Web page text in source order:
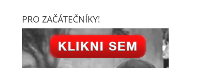
PRO ZAČÁTEČNÍKY!